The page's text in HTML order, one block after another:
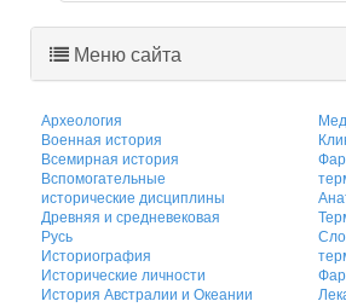
Меню сайта
Археология
Военная история
Всемирная история
Вспомогательные
исторические дисциплины
Древняя и средневековая
Русь
Историография
Исторические личности
История Австралии и Океании